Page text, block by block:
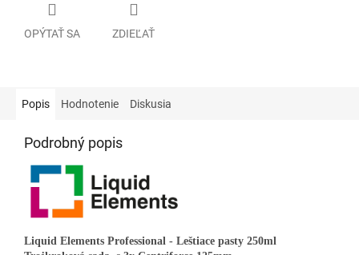
OPÝTAŤ SA ZDIEĽAŤ
Popis Hodnotenie Diskusia
Podrobný popis
Liquid Elements Professional - Leštiace pasty 250ml